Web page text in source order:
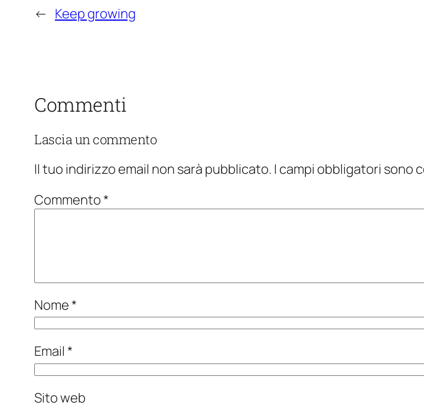
← Keep growing
Commenti
Lascia un commento
Il tuo indirizzo email non sarà pubblicato. I campi obbligatori sono
Commento*
Nome*
Email *
Sito web